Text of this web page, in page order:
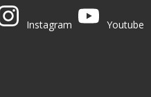
Instagram
Youtube